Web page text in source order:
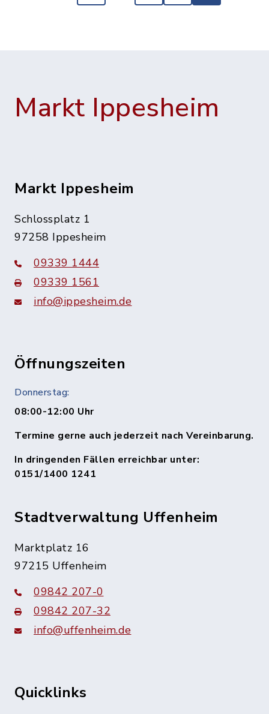
Markt Ippesheim
Markt Ippesheim
Schlossplatz 1
97258 Ippesheim
09339 1444
09339 1561
info@ippesheim.de
Öffnungszeiten
Donnerstag:
08:00-12:00 Uhr
Termine gerne auch jederzeit nach Vereinbarung.
In dringenden Fällen erreichbar unter:
0151/1400 1241
Stadtverwaltung Uffenheim
Marktplatz 16
97215 Uffenheim
09842 207-0
09842 207-32
info@uffenheim.de
Quicklinks